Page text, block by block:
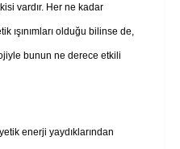
vardır. Her ne kadar
ışınımları olduğu bilinse de,
bunun ne derece etkili
enerji yaydıklarından